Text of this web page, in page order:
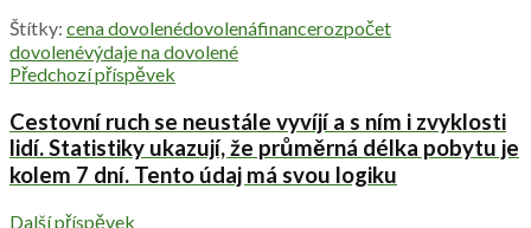
Štítky: cena dovolenédovolenáfinancerozpočet
dovolenévýdaje na dovolené
Předchozí příspěvek
Cestovní ruch se neustále vyvíjí a s ním i zvyklosti
lidí. Statistiky ukazují, že průměrná délka pobytu je
kolem 7 dní. Tento údaj má svou logiku
Další příspěvek